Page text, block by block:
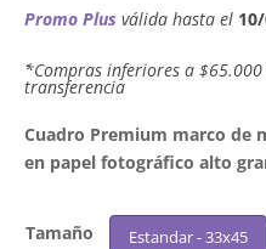
Promo Plus válida hasta el
´*Compras inferiores a
transferencia
Cuadro Premium marco de
en papel fotográfico alto
Tamaño Estandar - 33x45